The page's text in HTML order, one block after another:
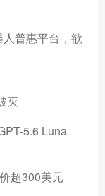
普惠平台，欲
灭
5.6 Luna
超300美元